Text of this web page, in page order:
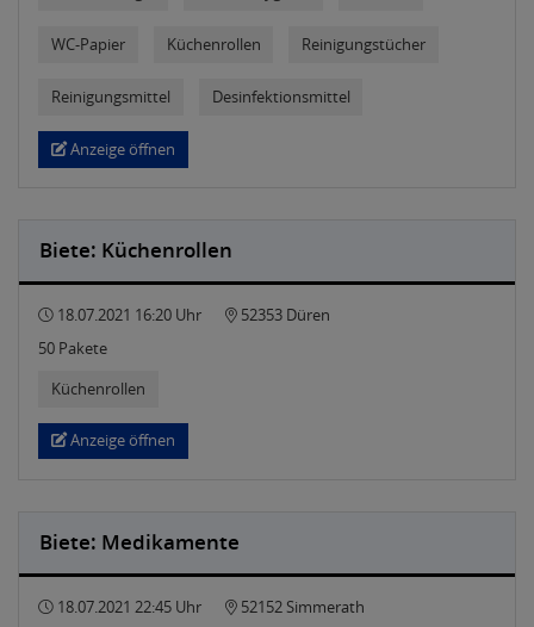
WC-Papier Küchenrollen Reinigungstücher
Reinigungsmittel Desinfektionsmittel
Anzeige öffnen
Biete: Küchenrollen
18.07.2021 16:20 Uhr
52353 Düren
50 Pakete
Küchenrollen
Anzeige öffnen
Biete: Medikamente
18.07.2021 22:45 Uhr
52152 Simmerath